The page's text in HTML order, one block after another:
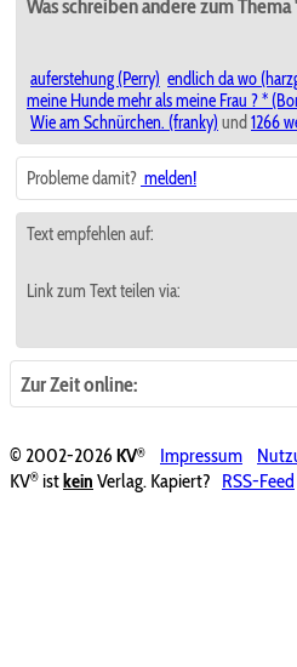
Was schreiben andere zum
auferstehung (Perry) endlich da wo
meine Hunde mehr als meine Frau ? *
Wie am Schnürchen. (franky) und 1266
Probleme damit? melden!
Text empfehlen auf:
Link zum Text teilen via:
Zur Zeit online:
© 2002-2026KV® Impressum
KV® ist kein Verlag. Kapiert? RSS-Feed